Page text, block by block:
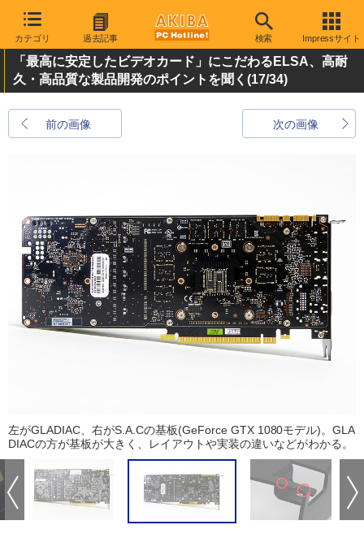
カテゴリ 過去記事 検索 Impressサイト
「最高に安定したビデオカード」にこだわるELSA、高耐
久・高品質な製品開発のポイントを聞く (17/34)
前の画像 次の画像
左がGLADIAC、右がS.A.Cの基板(GeForce GTX 1080モデル)。GLA
DIACの方が基板が大きく、レイアウトや実装の違いなどがわかる。